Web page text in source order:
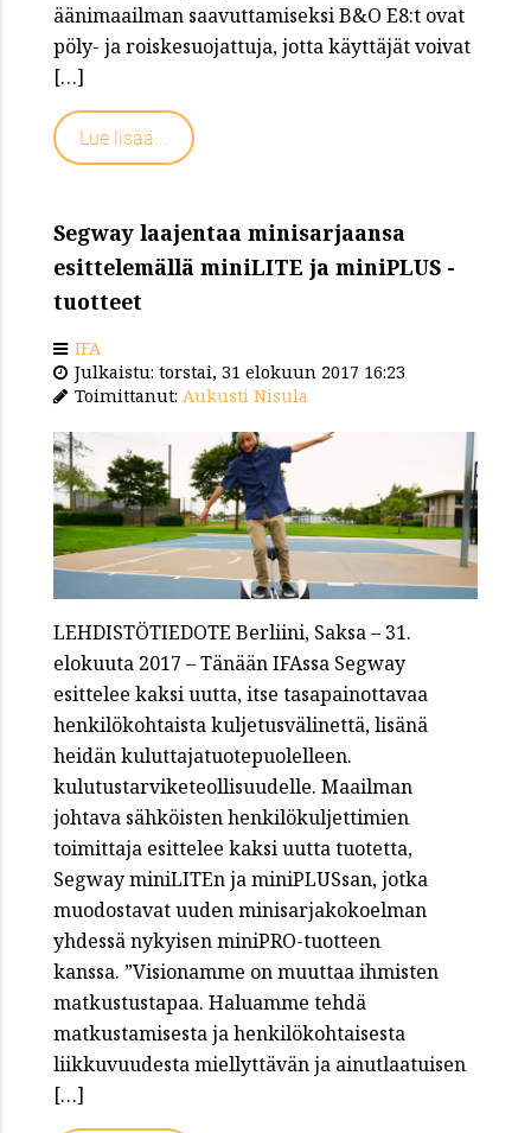
äänimaailman saavuttamiseksi B&O E8:t ovat
pöly- ja roiskesuojattuja, jotta käyttäjät voivat
[…]
Lue lisää...
Segway laajentaa minisarjaansa
esittelemällä miniLITE ja miniPLUS -
tuotteet
IFA
Julkaistu: torstai, 31 elokuun 2017 16:23
Toimittanut: Aukusti Nisula
LEHDISTÖTIEDOTE Berliini, Saksa – 31.
elokuuta 2017 – Tänään IFAssa Segway
esittelee kaksi uutta, itse tasapainottavaa
henkilökohtaista kuljetusvälinettä, lisänä
heidän kuluttajatuotepuolelleen.
kulutustarviketeollisuudelle. Maailman
johtava sähköisten henkilökuljettimien
toimittaja esittelee kaksi uutta tuotetta,
Segway miniLITEn ja miniPLUSsan, jotka
muodostavat uuden minisarjakokoelman
yhdessä nykyisen miniPRO-tuotteen
kanssa. ”Visionamme on muuttaa ihmisten
matkustustapaa. Haluamme tehdä
matkustamisesta ja henkilökohtaisesta
liikkuvuudesta miellyttävän ja ainutlaatuisen
[…]